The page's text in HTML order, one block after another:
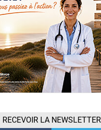
RECEVOIR LA NEWSLETTER